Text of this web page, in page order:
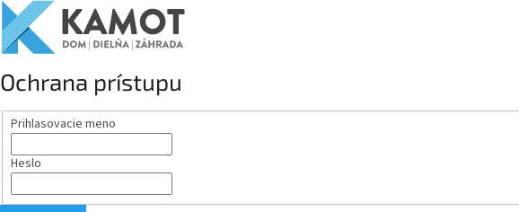
Ochrana prístupu
Prihlasovacie meno
Heslo